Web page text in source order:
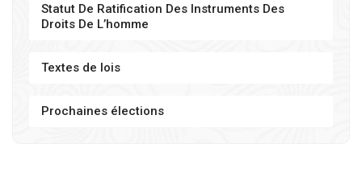
Statut De Ratification Des Instruments Des
Droits De L’homme
Textes de lois
Prochaines élections